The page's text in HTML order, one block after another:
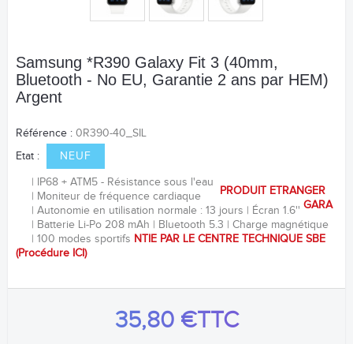
Samsung *R390 Galaxy Fit 3 (40mm,
Bluetooth - No EU, Garantie 2 ans par HEM)
Argent
Référence : 0R390-40_SIL
Etat :
NEUF
IP68 + ATM5 - Résistance sous l'eau
Moniteur de fréquence cardiaque
Autonomie en utilisation normale : 13 jours
Écran 1.6''
Batterie Li-Po 208 mAh Bluetooth 5.3
Charge magnétique
100 modes sportifs
PRODUIT ETRANGER
GARA
NTIE PAR LE CENTRE TECHNIQUE SBE
(Procédure ICI)
35,80 €TTC